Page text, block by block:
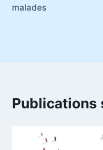
malades
Publications